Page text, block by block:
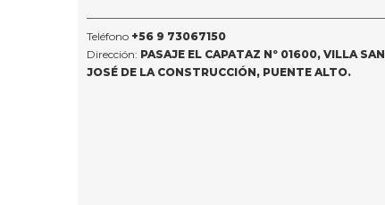
Teléfono +56 9 73067150
Dirección: PASAJE EL CAPATAZ Nº 01600, VILLA SAN
JOSÉ DE LA CONSTRUCCIÓN, PUENTE ALTO.